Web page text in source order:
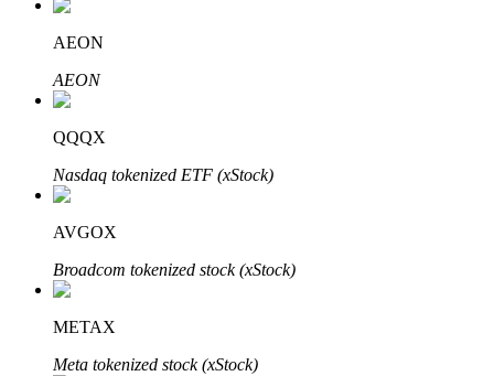
Получите долгосрочную прибыль и гибкие проценты
Изучите стейкинг
Узнайте о пассивном доходе
AEON
AEON
QQQX
Nasdaq tokenized ETF (xStock)
AVGOX
Broadcom tokenized stock (xStock)
METAX
Meta tokenized stock (xStock)